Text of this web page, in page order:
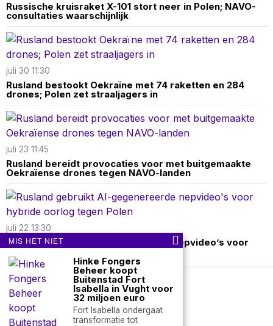
Russische kruisraket X-101 stort neer in Polen; NAVO-
consultaties waarschijnlijk
juli 30 11:30
Rusland bestookt Oekraïne met 74 raketten en 284
drones; Polen zet straaljagers in
juli 23 11:45
Rusland bereidt provocaties voor met buitgemaakte
Oekraïense drones tegen NAVO-landen
juli 22 13:30
Rusland gebruikt AI-gegenereerde nepvideo’s voor
hybride oorlog tegen Polen
Over ons Contact
nieuwsimpuls.online
MIS HET NIET
Hinke Fongers
Beheer koopt
Buitenstad Fort
Isabella in Vught voor
32 miljoen euro
Fort Isabella ondergaat
transformatie tot